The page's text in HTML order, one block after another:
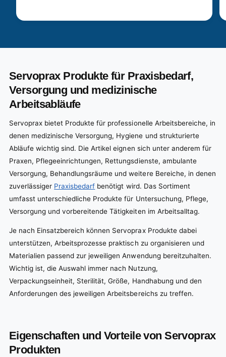
Servoprax Produkte für Praxisbedarf,
Versorgung und medizinische
Arbeitsabläufe
Servoprax bietet Produkte für professionelle Arbeitsbereiche, in
denen medizinische Versorgung, Hygiene und strukturierte
Abläufe wichtig sind. Die Artikel eignen sich unter anderem für
Praxen, Pflegeeinrichtungen, Rettungsdienste, ambulante
Versorgung, Behandlungsräume und weitere Bereiche, in denen
zuverlässiger Praxisbedarf benötigt wird. Das Sortiment
umfasst unterschiedliche Produkte für Untersuchung, Pflege,
Versorgung und vorbereitende Tätigkeiten im Arbeitsalltag.
Je nach Einsatzbereich können Servoprax Produkte dabei
unterstützen, Arbeitsprozesse praktisch zu organisieren und
Materialien passend zur jeweiligen Anwendung bereitzuhalten.
Wichtig ist, die Auswahl immer nach Nutzung,
Verpackungseinheit, Sterilität, Größe, Handhabung und den
Anforderungen des jeweiligen Arbeitsbereichs zu treffen.
Eigenschaften und Vorteile von Servoprax
Produkten